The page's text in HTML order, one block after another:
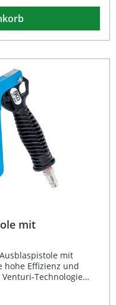
Gewicht, während
Luftverteilung
mit
mit
Effizienz und
Technologie